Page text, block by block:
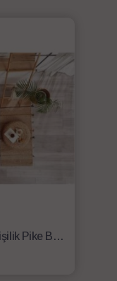
Özdilek Colourist Tek Kişilik Pike Beyaz